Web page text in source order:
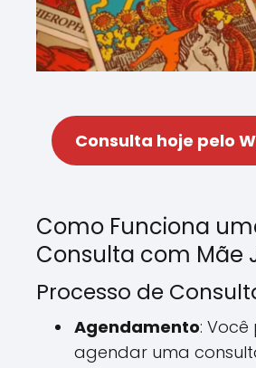
Consulta hoje pelo
Como Funciona
Consulta com Mãe
Processo de
Agendamento:
agendar uma